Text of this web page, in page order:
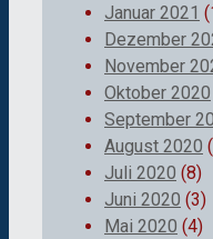
Januar 2021
Dezember
November
Oktober 2020
September
August 2020
Juli 2020 (8)
Juni 2020 (3)
Mai 2020 (4)